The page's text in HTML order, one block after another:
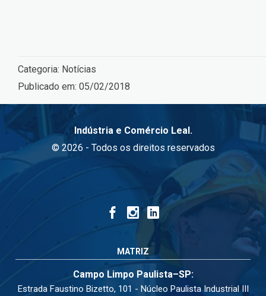
Categoria: Notícias
Publicado em: 05/02/2018
Indústria e Comércio Leal.
© 2026 - Todos os direitos reservados
MATRIZ
Campo Limpo Paulista–SP:
Estrada Faustino Bizetto, 101 - Núcleo Paulista Industrial III